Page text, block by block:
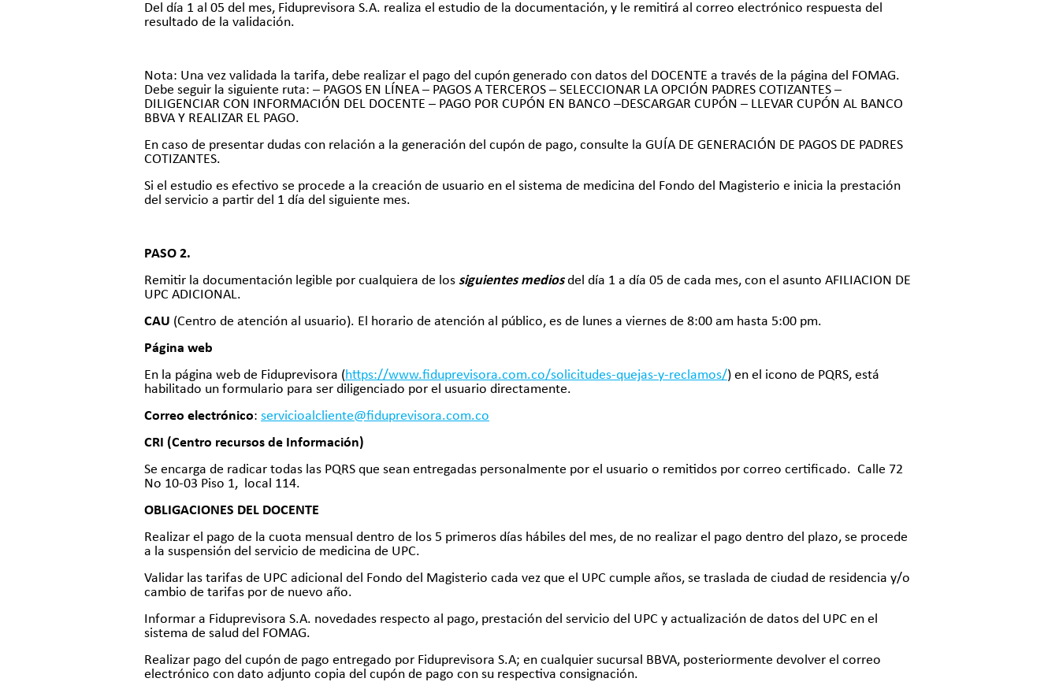
Del día 1 al 05 del mes, Fiduprevisora S.A. realiza el estudio de la documentación, y le remitirá al correo electrónico respuesta del
resultado de la validación.
Nota: Una vez validada la tarifa, debe realizar el pago del cupón generado con datos del DOCENTE a través de la página del FOMAG.
Debe seguir la siguiente ruta: – PAGOS EN LÍNEA – PAGOS A TERCEROS – SELECCIONAR LA OPCIÓN PADRES COTIZANTES –
DILIGENCIAR CON INFORMACIÓN DEL DOCENTE – PAGO POR CUPÓN EN BANCO –DESCARGAR CUPÓN – LLEVAR CUPÓN AL BANCO
BBVA Y REALIZAR EL PAGO.
En caso de presentar dudas con relación a la generación del cupón de pago, consulte la GUÍA DE GENERACIÓN DE PAGOS DE PADRES
COTIZANTES.
Si el estudio es efectivo se procede a la creación de usuario en el sistema de medicina del Fondo del Magisterio e inicia la prestación
del servicio a partir del 1 día del siguiente mes.
PASO 2.
Remitir la documentación legible por cualquiera de los siguientes mediosdel día 1 a día 05 de cada mes, con el asunto AFILIACION DE
UPC ADICIONAL.
CAU (Centro de atención al usuario). El horario de atención al público, es de lunes a viernes de 8:00 am hasta 5:00 pm.
Página web
En la página web de Fiduprevisora (https://www.fiduprevisora.com.co/solicitudes-quejas-y-reclamos/) en el icono de PQRS, está
habilitado un formulario para ser diligenciado por el usuario directamente.
Correo electrónico: servicioalcliente@fiduprevisora.com.co
CRI (Centro recursos de Información)
Se encarga de radicar todas las PQRS que sean entregadas personalmente por el usuario o remitidos por correo certificado. Calle 72
No 10-03 Piso 1, local 114.
OBLIGACIONES DEL DOCENTE
Realizar el pago de la cuota mensual dentro de los 5 primeros días hábiles del mes, de no realizar el pago dentro del plazo, se procede
a la suspensión del servicio de medicina de UPC.
Validar las tarifas de UPC adicional del Fondo del Magisterio cada vez que el UPC cumple años, se traslada de ciudad de residencia y/o
cambio de tarifas por de nuevo año.
Informar a Fiduprevisora S.A. novedades respecto al pago, prestación del servicio del UPC y actualización de datos del UPC en el
sistema de salud del FOMAG.
Realizar pago del cupón de pago entregado por Fiduprevisora S.A; en cualquier sucursal BBVA, posteriormente devolver el correo
electrónico con dato adjunto copia del cupón de pago con su respectiva consignación.